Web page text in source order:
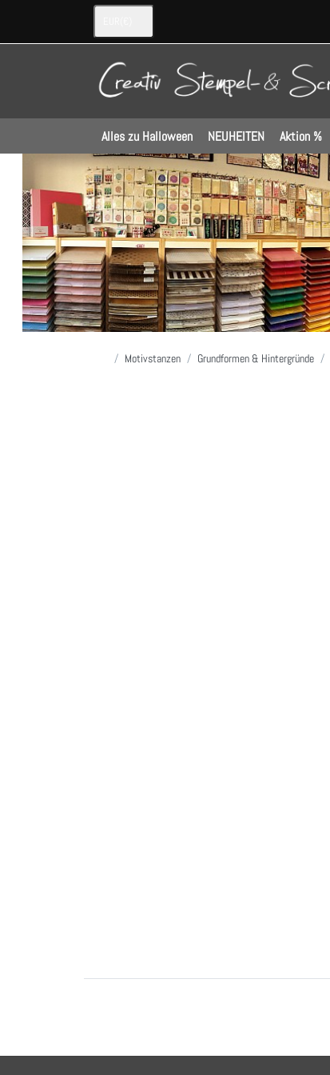
Alles zu Halloween NEUHEITEN Aktion %
Startseite
Motivstanzen Grundformen & Hintergründe